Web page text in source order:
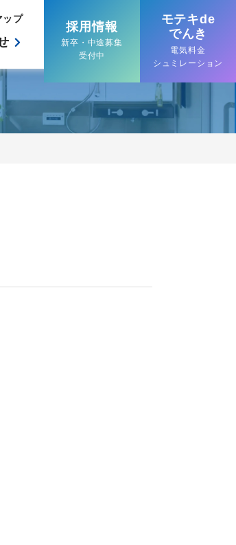
ップ
採用情報
新卒・中途募集
受付中
モテキde
でんき
電気料金
シュミレーション